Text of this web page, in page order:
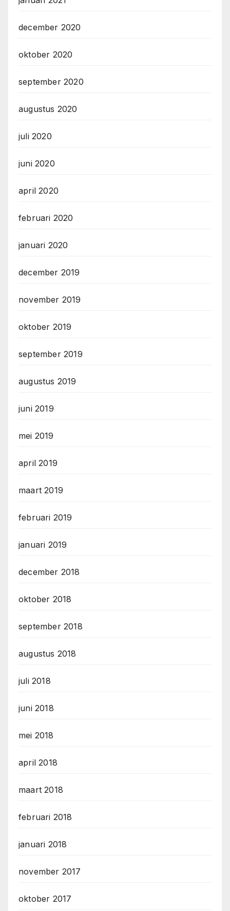
december 2020
oktober 2020
september 2020
augustus 2020
juli 2020
juni 2020
april 2020
februari 2020
januari 2020
december 2019
november 2019
oktober 2019
september 2019
augustus 2019
juni 2019
mei 2019
april 2019
maart 2019
februari 2019
januari 2019
december 2018
oktober 2018
september 2018
augustus 2018
juli 2018
juni 2018
mei 2018
april 2018
maart 2018
februari 2018
januari 2018
november 2017
oktober 2017